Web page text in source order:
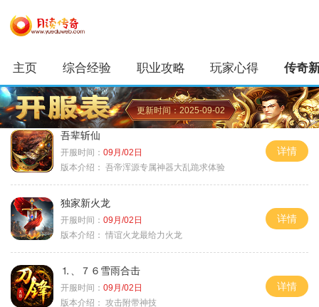
主页 综合经验 职业攻略 玩家心得 传奇
更新时间：2025-09-02
吾辈斩仙
开服时间： 09月/02日
版本介绍： 吾帝浑源专属神器大乱跪求体验
详情
独家新火龙
开服时间： 09月/02日
版本介绍： 情谊火龙最给力火龙
详情
⒈、７６雪雨合击
开服时间： 09月/02日
版本介绍： 攻击附带神技
详情